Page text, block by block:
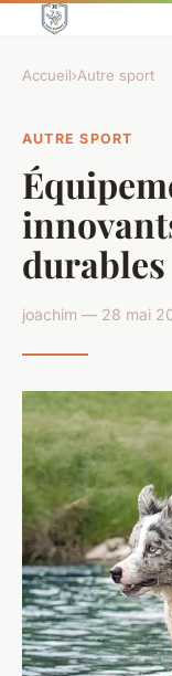
Accueil›Autre sport
AUTRE SPORT
durables
joachim — 28 mai